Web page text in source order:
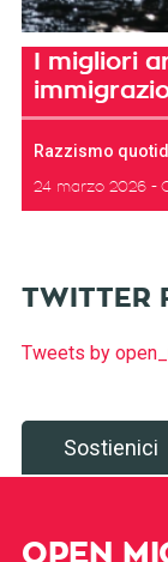
I migliori
Razzismo
24 marzo 2026
TWITTER
Tweets by
Sostienici
OPEN